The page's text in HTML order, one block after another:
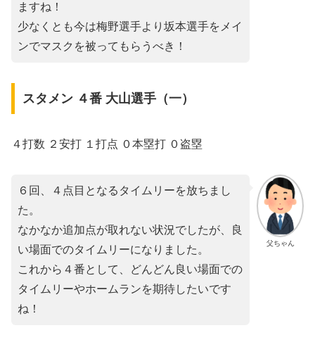
ますね！
少なくとも今は梅野選手より坂本選手をメイ
ンでマスクを被ってもらうべき！
スタメン ４番 大山選手（一）
４打数 ２安打 １打点 ０本塁打 ０盗塁
父ちゃん
６回、４点目となるタイムリーを放ちまし
た。
なかなか追加点が取れない状況でしたが、良
い場面でのタイムリーになりました。
これから４番として、どんどん良い場面での
タイムリーやホームランを期待したいです
ね！